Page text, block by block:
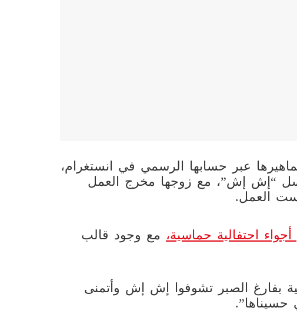
عبر حسابها الرسمي في انستغرام،
“إش إش”، مع زوجها مخرج العمل
العمل.
احتفالية حماسية، مع وجود قالب
بفارغ الصبر تشوفوا إش إش وأتمنى
حسيناها”.